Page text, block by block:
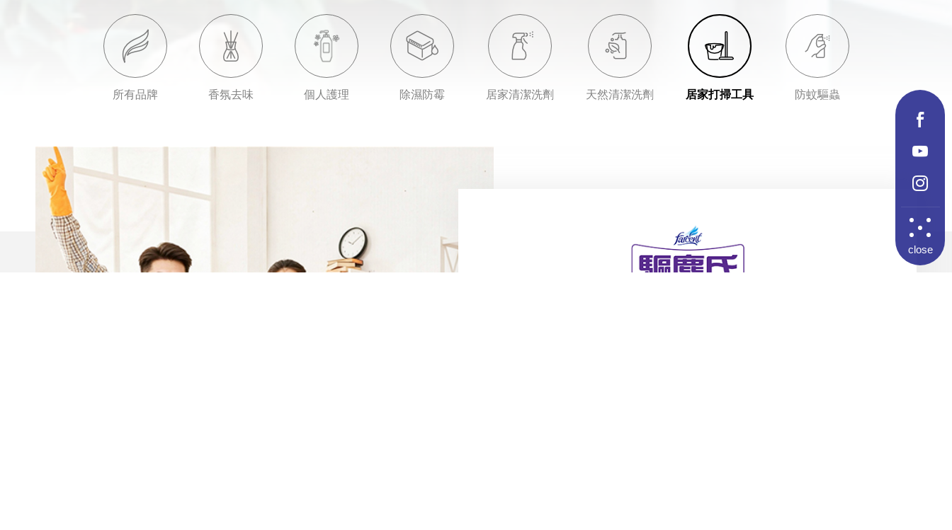
所有品牌 香氛去味 個人護理 除濕防霉 居家清潔洗劑 天然清潔洗劑 居家打掃工具 防蚊驅蟲
close